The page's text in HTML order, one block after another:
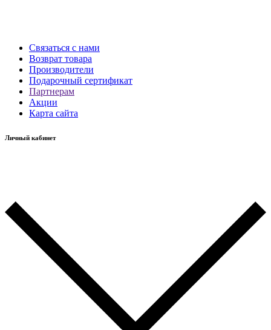
Связаться с нами
Возврат товара
Производители
Подарочный сертификат
Партнерам
Акции
Карта сайта
Личный кабинет